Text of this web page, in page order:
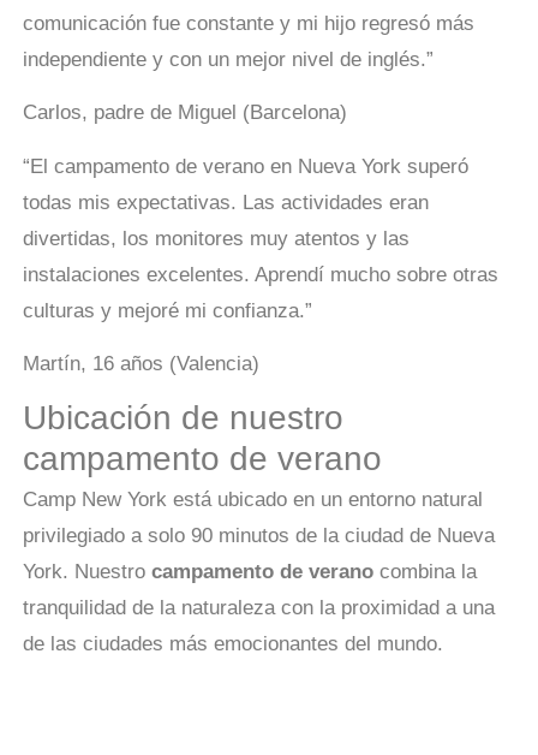
comunicación fue constante y mi hijo regresó más
independiente y con un mejor nivel de inglés.”
Carlos, padre de Miguel (Barcelona)
“El campamento de verano en Nueva York superó
todas mis expectativas. Las actividades eran
divertidas, los monitores muy atentos y las
instalaciones excelentes. Aprendí mucho sobre otras
culturas y mejoré mi confianza.”
Martín, 16 años (Valencia)
Ubicación de nuestro
campamento de verano
Camp New York está ubicado en un entorno natural
privilegiado a solo 90 minutos de la ciudad de Nueva
York. Nuestro campamento de veranocombina la
tranquilidad de la naturaleza con la proximidad a una
de las ciudades más emocionantes del mundo.